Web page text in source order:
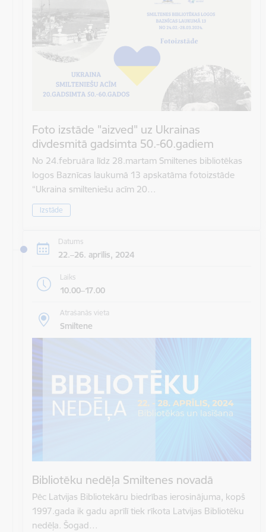
Foto izstāde "aizved" uz Ukrainas
divdesmitā gadsimta 50.-60.gadiem
No 24.februāra līdz 28.martam Smiltenes bibliotēkas
logos Baznīcas laukumā 13 apskatāma fotoizstāde
“Ukraina smilteniešu acīm 20…
Izstāde
Datums
22.–26. aprīlis, 2024
Laiks
10.00–17.00
Atrašanās vieta
Smiltene
Bibliotēku nedēļa Smiltenes novadā
Pēc Latvijas Bibliotekāru biedrības ierosinājuma, kopš
1997.gada ik gadu aprīlī tiek rīkota Latvijas Bibliotēku
nedēļa. Šogad…